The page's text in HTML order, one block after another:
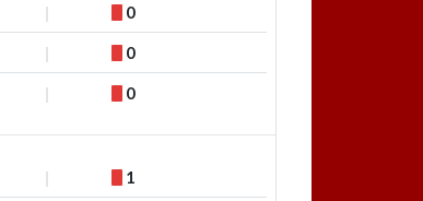
0
0
0
1